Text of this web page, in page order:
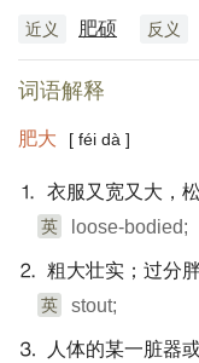
近义 肥硕 反义
词语解释
肥大 [ féi dà ]
⒈ 衣服又宽又大，
英 loose-bodied;
⒉ 粗大壮实；过分胖
英 stout;
⒊ 人体的某一脏器或